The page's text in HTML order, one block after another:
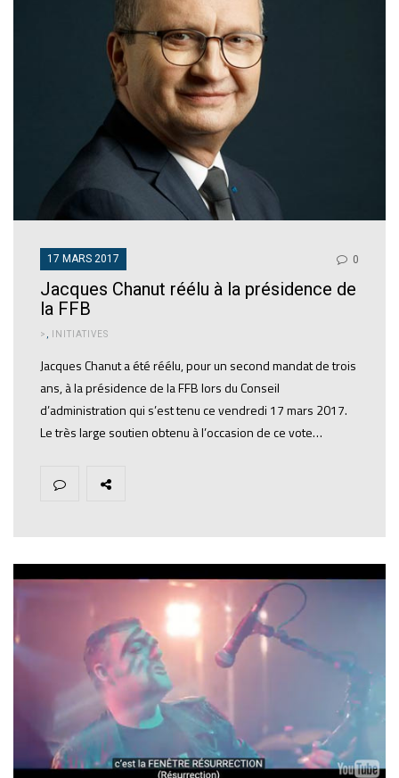
17 MARS 2017 0
Jacques Chanut réélu à la présidence de
la FFB
> INITIATIVES
Jacques Chanut a été réélu, pour un second mandat de trois
ans, à la présidence de la FFB lors du Conseil
d’administration qui s’est tenu ce vendredi 17 mars 2017.
Le très large soutien obtenu à l’occasion de ce vote…